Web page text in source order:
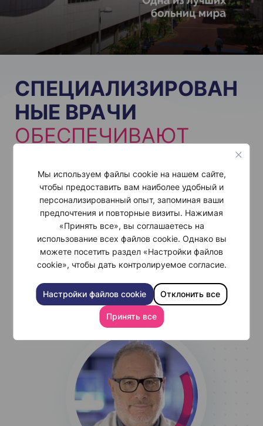
Мы используем файлы cookie на нашем сайте,
чтобы предоставить вам наиболее удобный и
персонализированный опыт, запоминая ваши
предпочтения и повторные визиты. Нажимая
«Принять все», вы соглашаетесь на
использование всех файлов cookie. Однако вы
можете посетить раздел «Настройки файлов
cookie», чтобы дать контролируемое согласие.
Настройки файлов cookie Отклонить все
Принять все
СПЕЦИАЛИЗИРОВАН
НЫЕ ВРАЧИ
ОБЕСПЕЧИВАЮТ
ЛЕЧЕНИЕ:
Отделение хирургии медицинского центра Шиба
тесно сотрудничает с Медицинской школой
Саклера в Тель-Авивском университете.
Хирургическое подразделение Медицинского
мирового класса.